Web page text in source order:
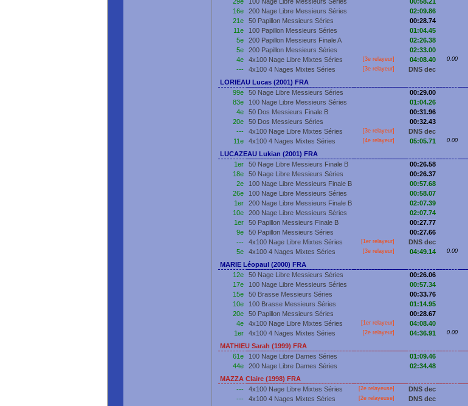
16e 200 Nage Libre Messieurs Séries 02:09.86
21e 50 Papillon Messieurs Séries 00:28.74
11e 100 Papillon Messieurs Séries 01:04.45
5e 200 Papillon Messieurs Finale A 02:26.38
5e 200 Papillon Messieurs Séries 02:33.00
4e 4x100 Nage Libre Mixtes Séries [3e relayeur] 04:08.40 0.00
--- 4x100 4 Nages Mixtes Séries [3e relayeur] DNS dec
LORIEAU Lucas (2001) FRA
99e
50 Nage Libre Messieurs Séries 00:29.00
83e 100 Nage Libre Messieurs Séries 01:04.26
4e 50 Dos Messieurs Finale B 00:31.96
20e 50 Dos Messieurs Séries 00:32.43
--- 4x100 Nage Libre Mixtes Séries [3e relayeur] DNS dec
11e 4x100 4 Nages Mixtes Séries [4e relayeur] 05:05.71 0.00
LUCAZEAU Lukian (2001) FRA
1er
50 Nage Libre Messieurs Finale B 00:26.58
18e 50 Nage Libre Messieurs Séries 00:26.37
2e 100 Nage Libre Messieurs Finale B 00:57.68
26e 100 Nage Libre Messieurs Séries 00:58.07
1er 200 Nage Libre Messieurs Finale B 02:07.39
10e 200 Nage Libre Messieurs Séries 02:07.74
1er 50 Papillon Messieurs Finale B 00:27.77
9e 50 Papillon Messieurs Séries 00:27.66
--- 4x100 Nage Libre Mixtes Séries [1er relayeur] DNS dec
5e 4x100 4 Nages Mixtes Séries [3e relayeur] 04:49.14 0.00
MARIE Léopaul (2000) FRA
12e
50 Nage Libre Messieurs Séries 00:26.06
17e 100 Nage Libre Messieurs Séries 00:57.34
15e 50 Brasse Messieurs Séries 00:33.76
10e 100 Brasse Messieurs Séries 01:14.95
20e 50 Papillon Messieurs Séries 00:28.67
4e 4x100 Nage Libre Mixtes Séries [1er relayeur] 04:08.40
1er 4x100 4 Nages Mixtes Séries [2e relayeur] 04:36.91 0.00
MATHIEU Sarah (1999) FRA
61e
100 Nage Libre Dames Séries 01:09.46
44e 200 Nage Libre Dames Séries 02:34.48
MAZZA Claire (1998) FRA
---
4x100 Nage Libre Mixtes Séries [2e relayeuse] DNS dec
--- 4x100 4 Nages Mixtes Séries [2e relayeuse] DNS dec